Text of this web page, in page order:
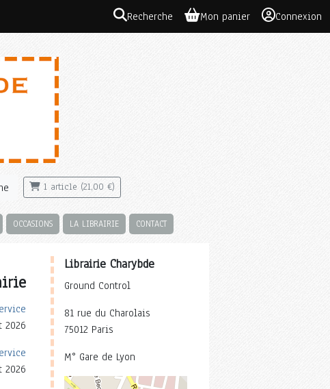
Recherche Mon panier Connexion
1 article (21,00 €)
OCCASIONS LA LIBRAIRIE CONTACT
2026
Librairie Charybde
Ground Control
81 rue du Charolais
75012 Paris
M° Gare de Lyon